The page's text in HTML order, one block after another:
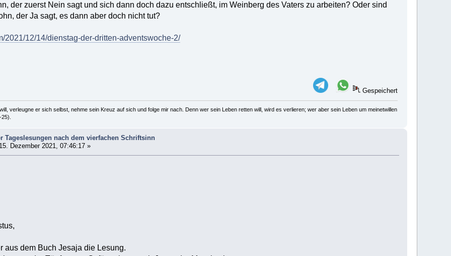
der zuerst Nein sagt und sich dann doch dazu entschließt, im Weinberg des Vaters zu arbeiten? Oder sind
der Ja sagt, es dann aber doch nicht tut?
2021/12/14/dienstag-der-dritten-adventswoche-2/
Gespeichert
verleugne er sich selbst, nehme sein Kreuz auf sich und folge mir nach. Denn wer sein Leben retten will, wird es verlieren; wer aber sein Leben um meinetwillen
25).
Tageslesungen nach dem vierfachen Schriftsinn
Dezember 2021, 07:46:17 »
aus dem Buch Jesaja die Lesung.